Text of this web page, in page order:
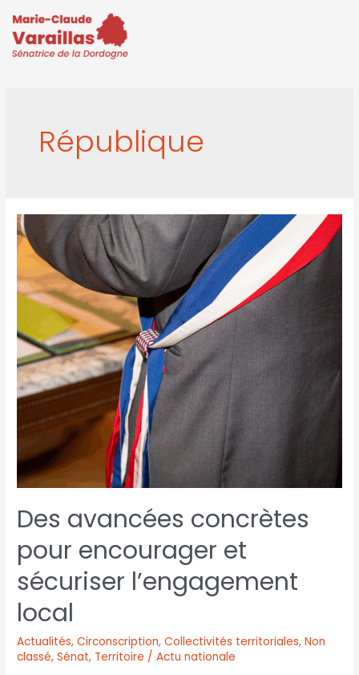
République
Des avancées concrètes
pour encourager et
sécuriser l’engagement
local
Actualités,Circonscription,Collectivités territoriales,Non
classé,Sénat, Territoire / Actu nationale